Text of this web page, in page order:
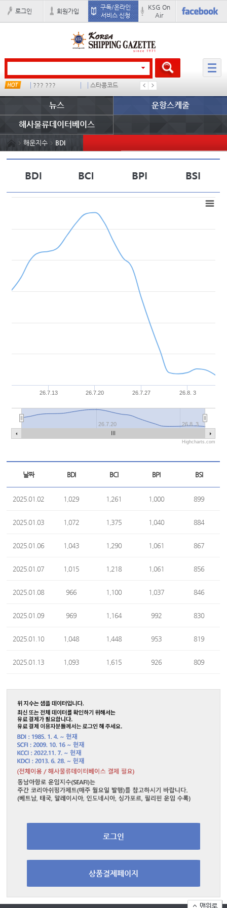
로그인 회원가입
구독/온라인
서비스 신청
KSG On
Air
??? ??? 스타콩코드 컨테이너 임대사
뉴스 운항스케줄
해사물류데이터베이스
해운지수 BDI
26.7.13 26.7.20 26.7.27 26.8. 3
26.7.20 26.8. 3
Highcharts.com
날짜 BDI BCI BPI BSI
2025.01.02 1,029 1,261 1,000 899
2025.01.03 1,072 1,375 1,040 884
2025.01.06 1,043 1,290 1,061 867
2025.01.07 1,015 1,218 1,061 856
2025.01.08 966 1,100 1,037 846
2025.01.09 969 1,164 992 830
2025.01.10 1,048 1,448 953 819
2025.01.13 1,093 1,615 926 809
로그인
상품결제페이지